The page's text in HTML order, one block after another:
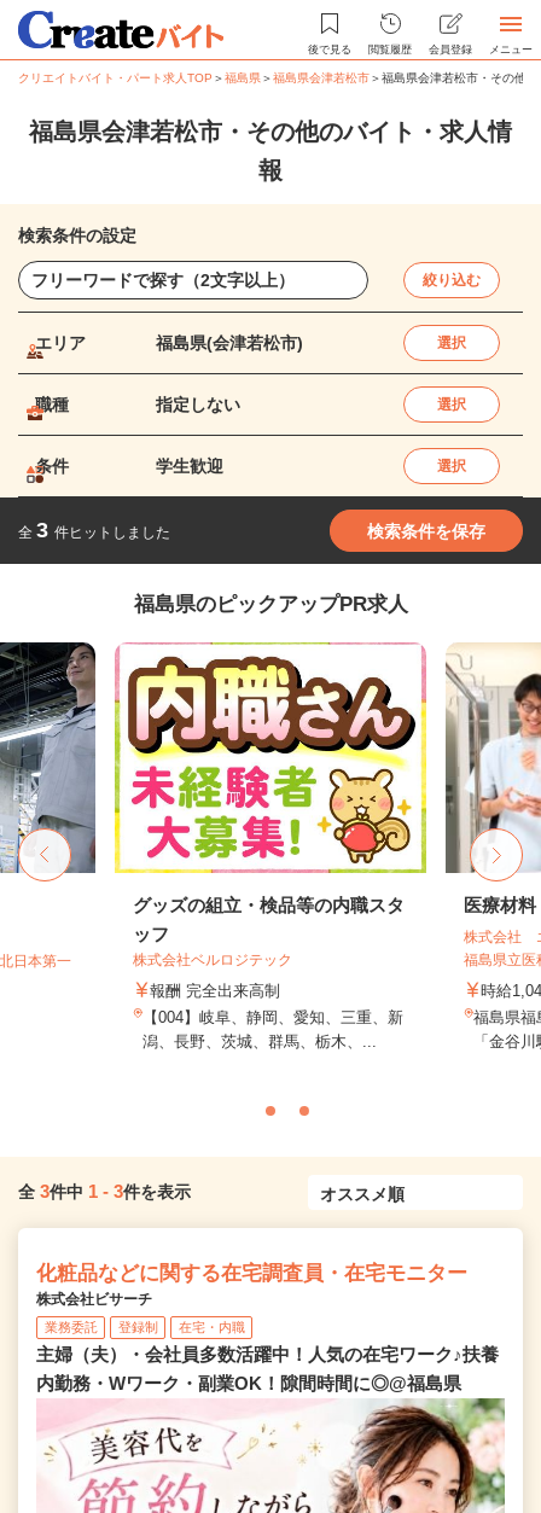
後で見る 閲覧履歴 会員登録 メニュー
クリエイトバイト・パート求人TOP ＞福島県＞福島県会津若松市＞福島県会津若松市・その他
福島県会津若松市・その他のバイト・求人情
報
検索条件の設定
絞り込む
エリア 福島県(会津若松市) 選択
職種 指定しない 選択
条件 学生歓迎 選択
全 3 件ヒットしました 検索条件を保存
福島県のピックアップPR求人
日本第一
グッズの組立・検品等の内職スタ
ッフ
株式会社ベルロジテック
報酬 完全出来高制
【004】岐阜、静岡、愛知、三重、新
潟、長野、茨城、群馬、栃木、...
医療材
株式会社
福島県立医
時給
福島県福
「金谷
全 3件中 1 - 3件を表示
化粧品などに関する在宅調査員・在宅モニター
株式会社ビサーチ
業務委託 登録制 在宅・内職
主婦（夫）・会社員多数活躍中！人気の在宅ワーク♪扶養
内勤務・Wワーク・副業OK！隙間時間に◎@福島県